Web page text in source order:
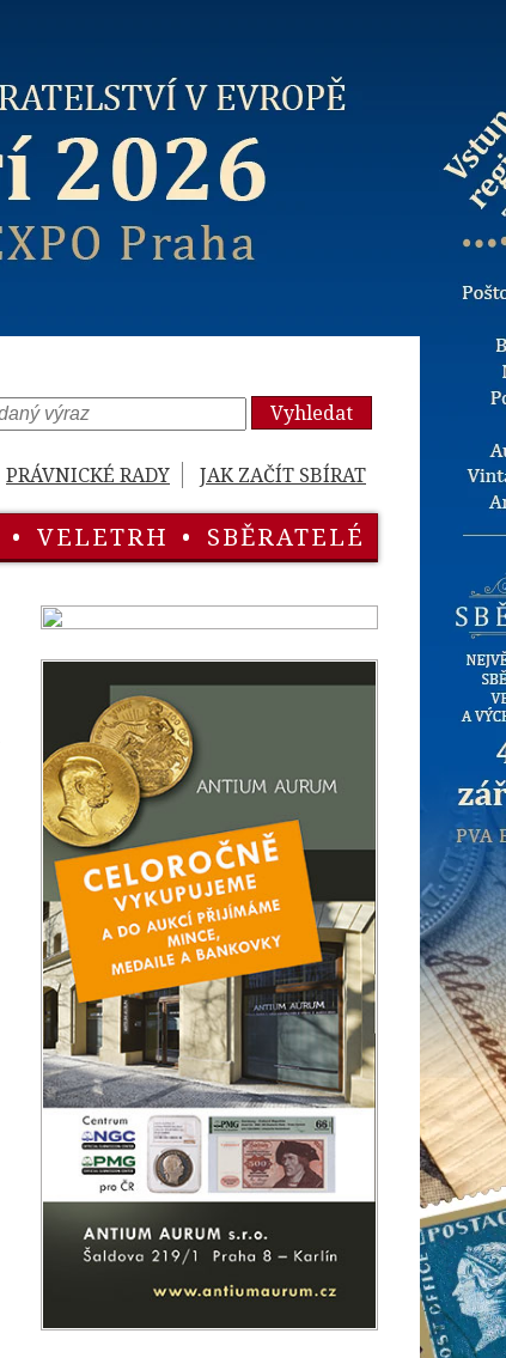
Vyhledat
PRÁVNICKÉ RADY JAK ZAČÍT SBÍRAT
• VELETRH • SBĚRATELÉ